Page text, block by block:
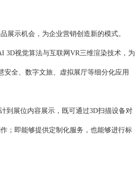
展示机会，为企业营销创造新的模式。
3D视觉算法与互联网VR三维渲染技术，为
全、数字文旅、虚拟展厅等细分化应用
到展位内容展示，既可通过3D扫描设备对
；即能够提供定制化服务，也能够进行标